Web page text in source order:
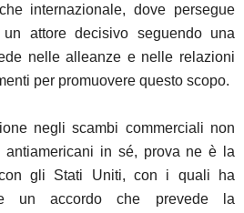
internazionale, dove persegue
un attore decisivo seguendo una
nelle alleanze e nelle relazioni
per promuovere questo scopo.
negli scambi commerciali non
antiamericani in sé, prova ne è la
gli Stati Uniti, con i quali ha
un accordo che prevede la